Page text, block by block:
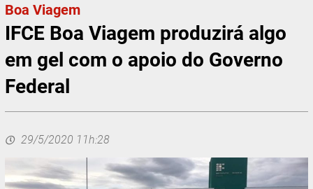
Boa Viagem
IFCE Boa Viagem produzirá algo
em gel com o apoio do Governo
Federal
29/5/2020 11h:28